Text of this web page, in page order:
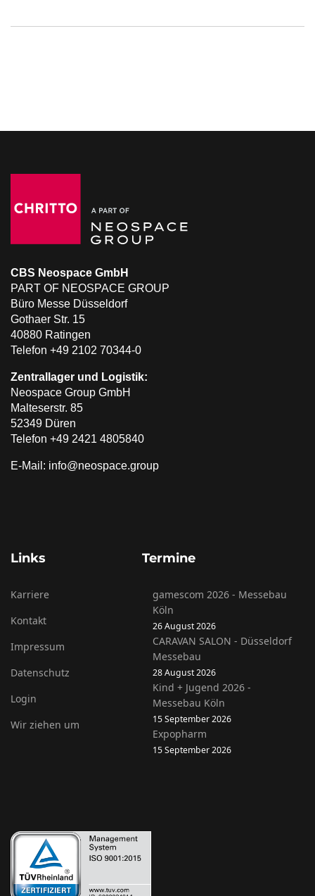
CBS Neospace GmbH
PART OF NEOSPACE GROUP
Büro Messe Düsseldorf
Gothaer Str. 15
40880 Ratingen
Telefon +49 2102 70344-0
Zentrallager und Logistik:
Neospace Group GmbH
Malteserstr. 85
52349 Düren
Telefon +49 2421 4805840
E-Mail: info@neospace.group
Links
Karriere
Kontakt
Impressum
Datenschutz
Login
Wir ziehen um
Termine
gamescom 2026 - Messebau
Köln
26 August 2026
CARAVAN SALON - Düsseldorf
Messebau
28 August 2026
Kind + Jugend 2026 -
Messebau Köln
15 September 2026
Expopharm
15 September 2026